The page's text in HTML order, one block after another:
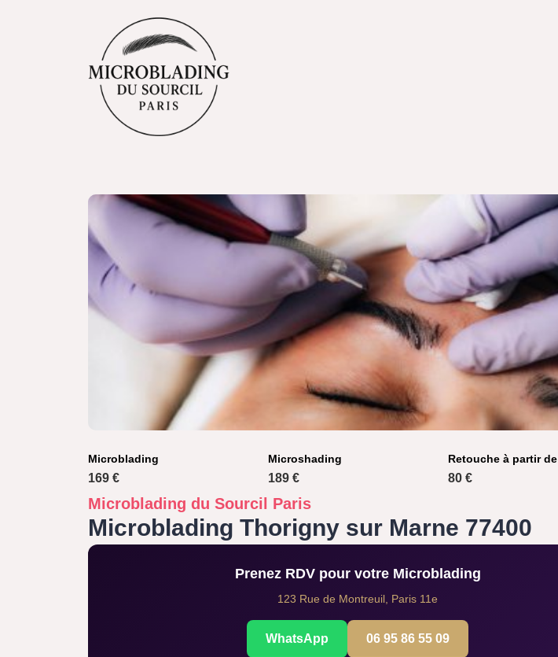
Microblading
169 €
Microshading
189 €
Retouche à partir de
80 €
Microblading du Sourcil Paris
Microblading Thorigny sur Marne 77400
Prenez RDV pour votre Microblading
123 Rue de Montreuil, Paris 11e
WhatsApp 06 95 86 55 09